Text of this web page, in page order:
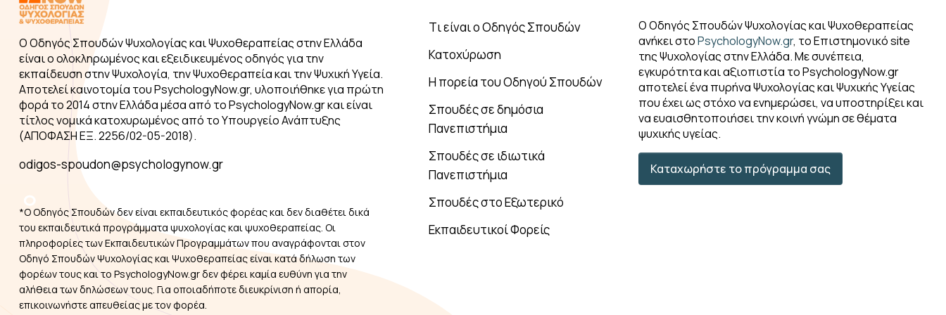
Ο Οδηγός Σπουδών Ψυχολογίας και Ψυχοθεραπείας στην Ελλάδα
είναι ο ολοκληρωμένος και εξειδικευμένος οδηγός για την
εκπαίδευση στην Ψυχολογία, την Ψυχοθεραπεία και την Ψυχική Υγεία.
Αποτελεί καινοτομία του PsychologyNow.gr, υλοποιήθηκε για πρώτη
φορά το 2014 στην Ελλάδα μέσα από το PsychologyNow.gr και είναι
τίτλος νομικά κατοχυρωμένος από το Υπουργείο Ανάπτυξης
(ΑΠΟΦΑΣΗ ΕΞ. 2256/02-05-2018).
odigos-spoudon@psychologynow.gr
*Ο Οδηγός Σπουδών δεν είναι εκπαιδευτικός φορέας και δεν διαθέτει δικά
του εκπαιδευτικά προγράμματα ψυχολογίας και ψυχοθεραπείας. Οι
πληροφορίες των Εκπαιδευτικών Προγραμμάτων που αναγράφονται στον
Οδηγό Σπουδών Ψυχολογίας και Ψυχοθεραπείας είναι κατά δήλωση των
φορέων τους και το PsychologyNow.gr δεν φέρει καμία ευθύνη για την
αλήθεια των δηλώσεων τους. Για οποιαδήποτε διευκρίνιση ή απορία,
επικοινωνήστε απευθείας με τον φορέα.
Tι είναι ο Οδηγός Σπουδών
Κατοχύρωση
Η πορεία του Οδηγού Σπουδών
Σπουδές σε δημόσια
Πανεπιστήμια
Σπουδές σε ιδιωτικά
Πανεπιστήμια
Σπουδές στο Εξωτερικό
Εκπαιδευτικοί Φορείς
Ο Οδηγός Σπουδών Ψυχολογίας και Ψυχοθεραπείας
ανήκει στοPsychologyNow.gr, το Επιστημονικό site
της Ψυχολογίας στην Ελλάδα. Με συνέπεια,
εγκυρότητα και αξιοπιστία το PsychologyΝow.gr
αποτελεί ένα πυρήνα Ψυχολογίας και Ψυχικής Υγείας
που έχει ως στόχο να ενημερώσει, να υποστηρίξει και
να ευαισθητοποιήσει την κοινή γνώμη σε θέματα
ψυχικής υγείας.
Καταχωρήστε το πρόγραμμα σας